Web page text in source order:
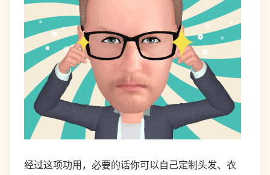
经过这项功用，必要的话你可以自己定制头发、衣